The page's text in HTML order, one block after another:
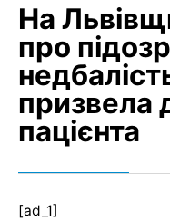
На
про
призвела
пацієнта
[ad_1]